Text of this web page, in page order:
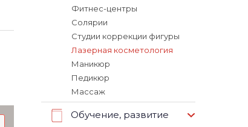
Фитнес-центры
Солярии
Студии коррекции фигуры
Лазерная косметология
Маникюр
Педикюр
Массаж
Обучение, развитие